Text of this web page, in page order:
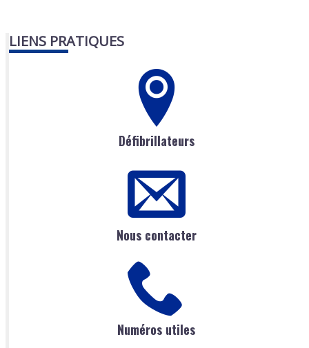
LIENS PRATIQUES
Défibrillateurs
Nous contacter
Numéros utiles